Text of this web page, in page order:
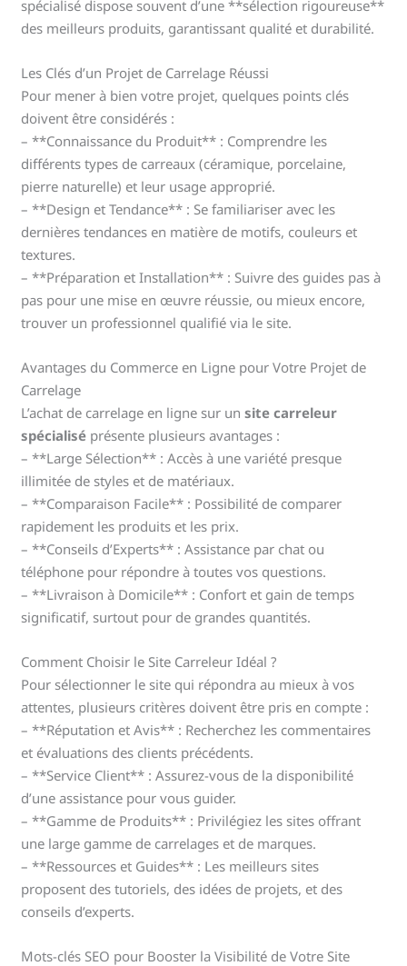
spécialisé dispose souvent d’une **sélection rigoureuse**
des meilleurs produits, garantissant qualité et durabilité.
Les Clés d’un Projet de Carrelage Réussi
Pour mener à bien votre projet, quelques points clés
doivent être considérés :
– **Connaissance du Produit** : Comprendre les
différents types de carreaux (céramique, porcelaine,
pierre naturelle) et leur usage approprié.
– **Design et Tendance** : Se familiariser avec les
dernières tendances en matière de motifs, couleurs et
textures.
– **Préparation et Installation** : Suivre des guides pas à
pas pour une mise en œuvre réussie, ou mieux encore,
trouver un professionnel qualifié via le site.
Avantages du Commerce en Ligne pour Votre Projet de
Carrelage
L’achat de carrelage en ligne sur unsite carreleur
spécialisé présente plusieurs avantages :
– **Large Sélection** : Accès à une variété presque
illimitée de styles et de matériaux.
– **Comparaison Facile** : Possibilité de comparer
rapidement les produits et les prix.
– **Conseils d’Experts** : Assistance par chat ou
téléphone pour répondre à toutes vos questions.
– **Livraison à Domicile** : Confort et gain de temps
significatif, surtout pour de grandes quantités.
Comment Choisir le Site Carreleur Idéal ?
Pour sélectionner le site qui répondra au mieux à vos
attentes, plusieurs critères doivent être pris en compte :
– **Réputation et Avis** : Recherchez les commentaires
et évaluations des clients précédents.
– **Service Client** : Assurez-vous de la disponibilité
d’une assistance pour vous guider.
– **Gamme de Produits** : Privilégiez les sites offrant
une large gamme de carrelages et de marques.
– **Ressources et Guides** : Les meilleurs sites
proposent des tutoriels, des idées de projets, et des
conseils d’experts.
Mots-clés SEO pour Booster la Visibilité de Votre Site